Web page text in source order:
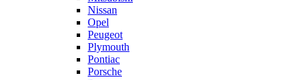
Nissan
Opel
Peugeot
Plymouth
Pontiac
Porsche